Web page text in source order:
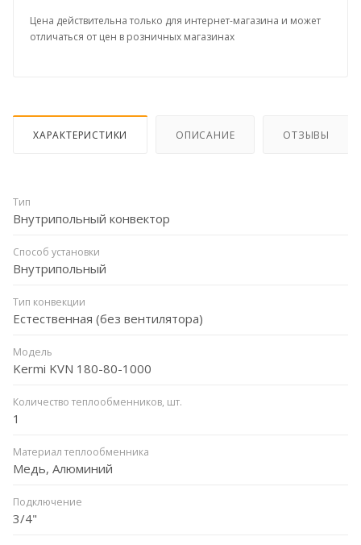
Цена действительна только для интернет-магазина и может
отличаться от цен в розничных магазинах
ХАРАКТЕРИСТИКИ ОПИСАНИЕ ОТЗЫВЫ
Тип
Внутрипольный конвектор
Способ установки
Внутрипольный
Тип конвекции
Естественная (без вентилятора)
Модель
Kermi KVN 180-80-1000
Количество теплообменников, шт.
1
Материал теплообменника
Медь, Алюминий
Подключение
3/4"